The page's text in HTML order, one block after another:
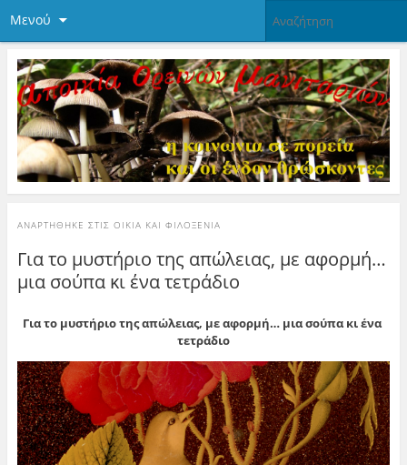
Μενού
ΑΝΑΡΤΉΘΗΚΕ ΣΤΙΣ ΟΙΚΊΑ ΚΑΙ ΦΙΛΟΞΕΝΊΑ
Για το μυστήριο της απώλειας, με αφορμή…
μια σούπα κι ένα τετράδιο
Για το μυστήριο της απώλειας, με αφορμή… μια σούπα κι ένα
τετράδιο